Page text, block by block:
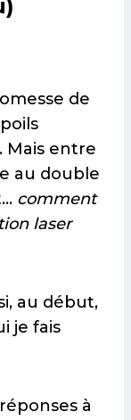
de
Mais entre
au double
comment
laser
au début,
je fais
à